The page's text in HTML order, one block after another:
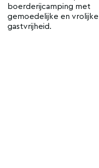
boerderijcamping met
gemoedelijke en vrolijke
gastvrijheid.